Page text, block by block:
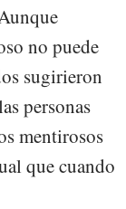
no puede
sugirieron
personas
mentirosos
que cuando